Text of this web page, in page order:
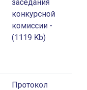
заседания
конкурсной
комиссии -
(1119 Kb)
Протокол